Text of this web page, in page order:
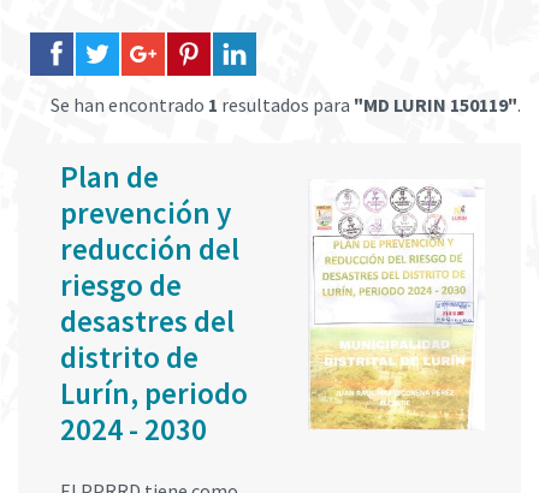
Se han encontrado 1 resultados para "MD LURIN 150119".
Plan de
prevención y
reducción del
riesgo de
desastres del
distrito de
Lurín, periodo
2024 - 2030